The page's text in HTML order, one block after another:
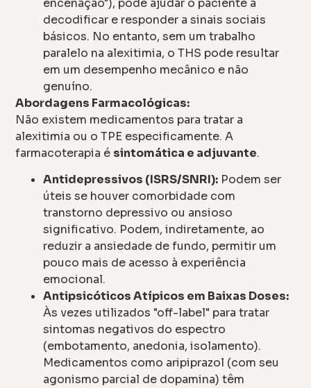
encenação"), pode ajudar o paciente a
decodificar e responder a sinais sociais
básicos. No entanto, sem um trabalho
paralelo na alexitimia, o THS pode resultar
em um desempenho mecânico e não
genuíno.
Abordagens Farmacológicas:
Não existem medicamentos para tratar a
alexitimia ou o TPE especificamente. A
farmacoterapia é sintomática e adjuvante.
Antidepressivos (ISRS/SNRI): Podem ser
úteis se houver comorbidade com
transtorno depressivo ou ansioso
significativo. Podem, indiretamente, ao
reduzir a ansiedade de fundo, permitir um
pouco mais de acesso à experiência
emocional.
Antipsicóticos Atípicos em Baixas Doses:
Às vezes utilizados "off-label" para tratar
sintomas negativos do espectro
(embotamento, anedonia, isolamento).
Medicamentos como aripiprazol (com seu
agonismo parcial de dopamina) têm